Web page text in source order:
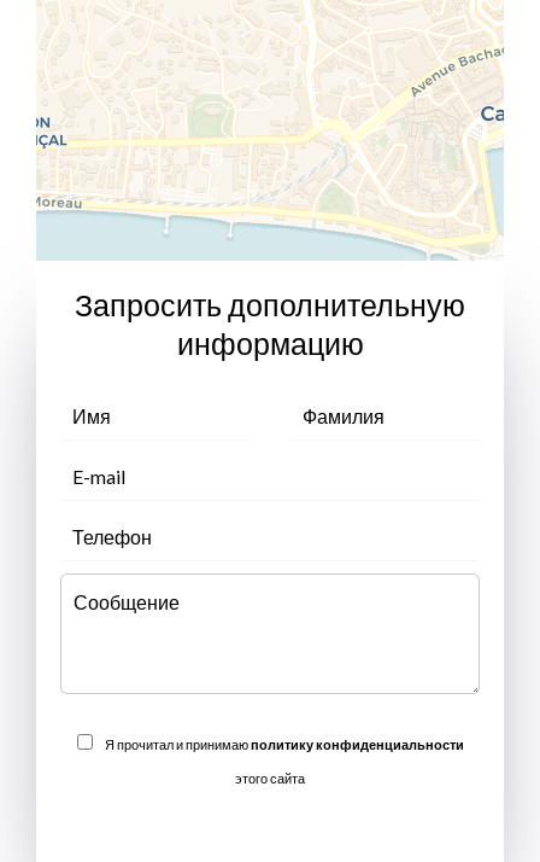
Запросить дополнительную
информацию
Я прочитал и принимаюполитику конфиденциальности
этого сайта